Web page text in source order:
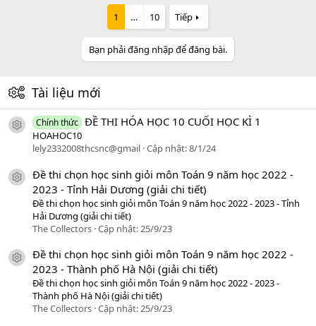
1 … 10 Tiếp
Bạn phải đăng nhập để đăng bài.
Tài liệu mới
icon tài liệu
Chính thức ĐỀ THI HÓA HỌC 10 CUỐI HỌC KÌ 1
HOAHOC10
lely2332008thcsnc@gmail Cập nhật:8/1/24
icon tài liệu
Đề thi chọn học sinh giỏi môn Toán 9 năm học 2022 -
2023 - Tỉnh Hải Dương (giải chi tiết)
Đề thi chọn học sinh giỏi môn Toán 9 năm học 2022 - 2023 - Tỉnh
Hải Dương (giải chi tiết)
The Collectors Cập nhật:25/9/23
icon tài liệu
Đề thi chọn học sinh giỏi môn Toán 9 năm học 2022 -
2023 - Thành phố Hà Nội (giải chi tiết)
Đề thi chọn học sinh giỏi môn Toán 9 năm học 2022 - 2023 -
Thành phố Hà Nội (giải chi tiết)
The Collectors Cập nhật:25/9/23